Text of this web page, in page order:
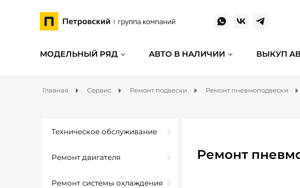
МОДЕЛЬНЫЙ РЯД АВТО В НАЛИЧИИ ВЫКУП
Главная Сервис Ремонт подвески Ремонт пневмоподвески
Техническое обслуживание
Ремонт двигателя
Ремонт системы охлаждения
Ремонт